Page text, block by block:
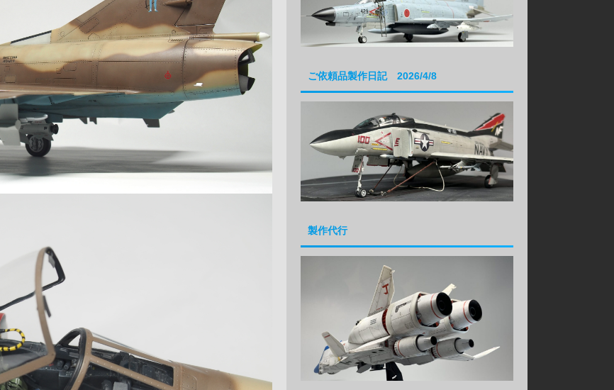
ご依頼品製作日記 2026/4/8
製作代行